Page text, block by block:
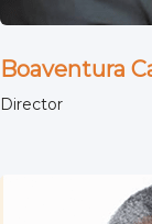
Boaventura
Director